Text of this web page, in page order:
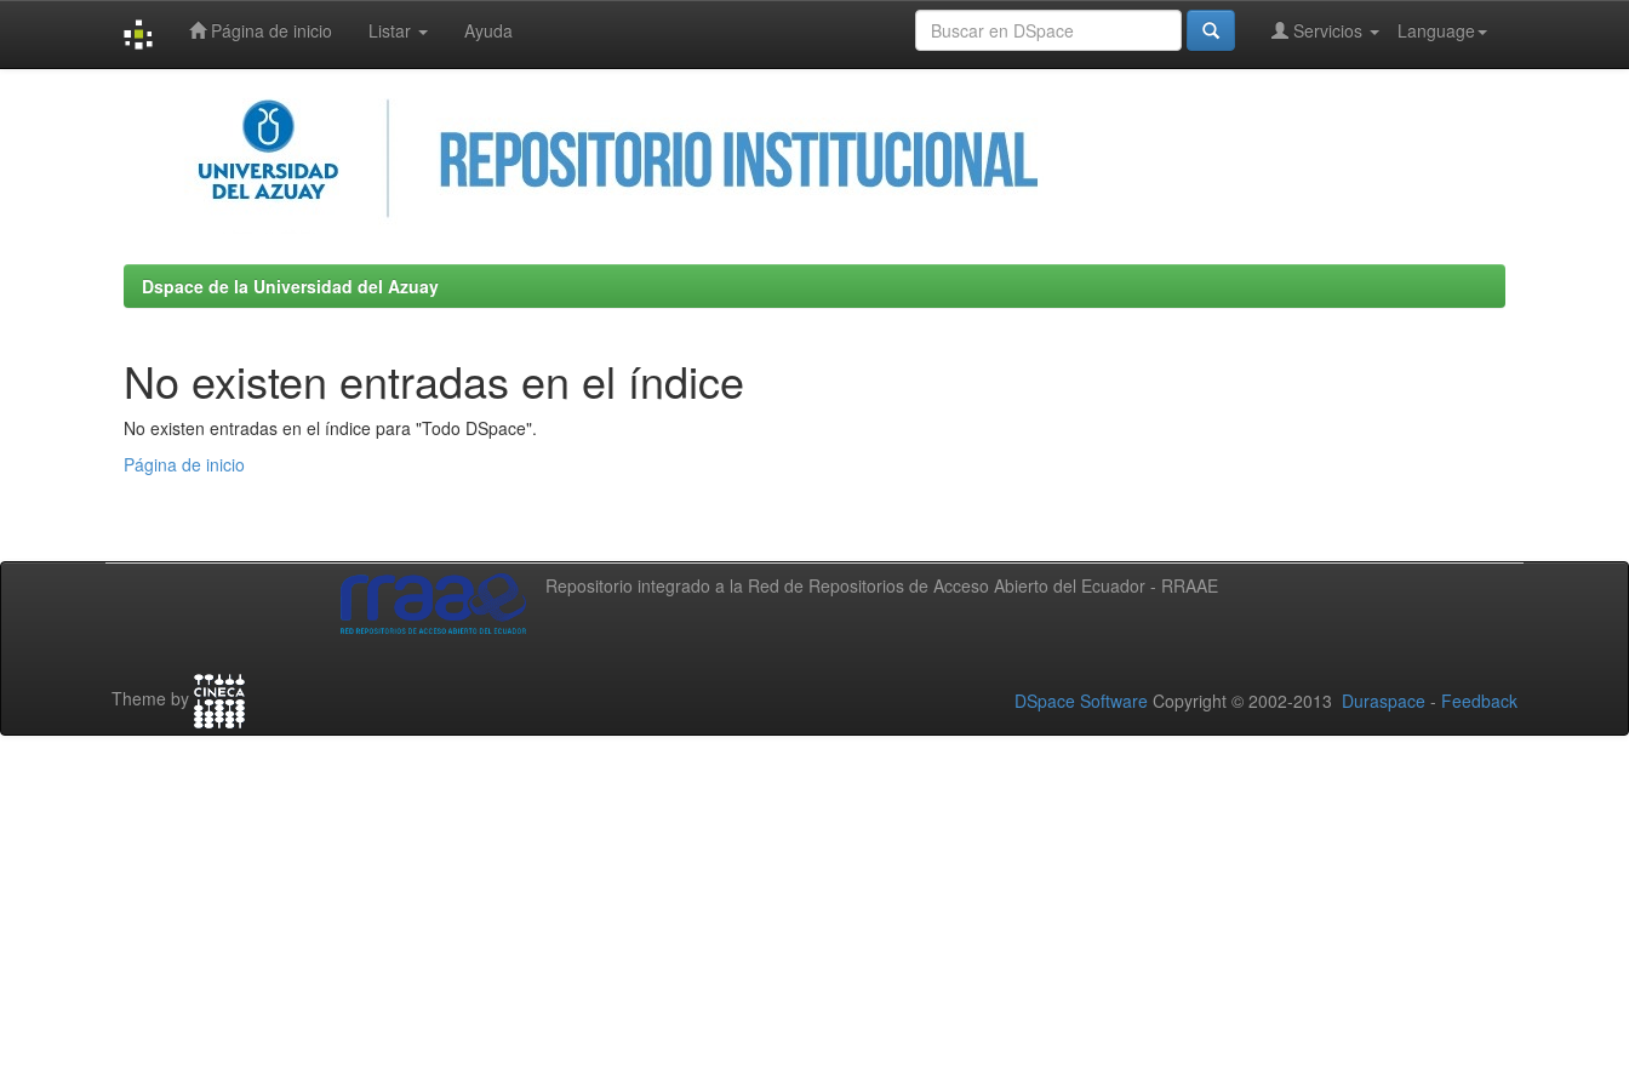
Página de inicio Listar Ayuda Language
Servicios
Dspace de la Universidad del Azuay
No existen entradas en el índice
No existen entradas en el índice para "Todo DSpace".
Página de inicio
Repositorio integrado a la Red de Repositorios de Acceso Abierto del Ecuador - RRAAE
Theme by DSpace Software Copyright © 2002-2013 Duraspace - Feedback